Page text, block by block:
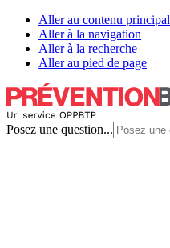
Aller au contenu principal
Aller à la navigation
Aller à la recherche
Aller au pied de page
Posez une question...